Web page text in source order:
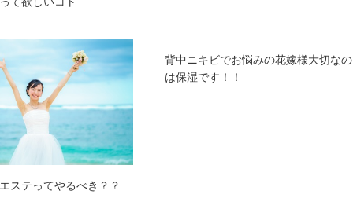
ステってやるべき？？
背中ニキビでお悩みの花嫁様大切なの
は保湿です！！